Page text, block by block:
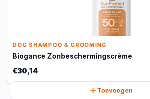
DOG SHAMPOO & GROOMING
Biogance Zonbeschermingscrème
€30,14
Toevoegen